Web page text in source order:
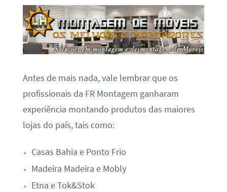
Antes de mais nada, vale lembrar que os
profissionais da FR Montagem ganharam
experiência montando produtos das maiores
lojas do país, tais como:
Casas Bahia e Ponto Frio
Madeira Madeira e Mobly
Etna e Tok&Stok